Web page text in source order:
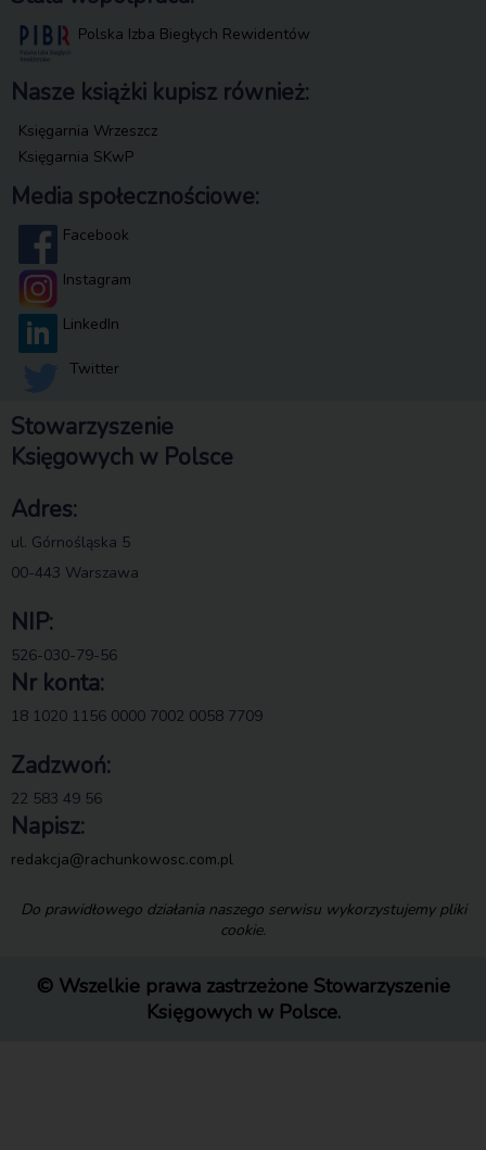
Polska Izba Biegłych Rewidentów
Nasze książki kupisz również:
Księgarnia Wrzeszcz
Księgarnia SKwP
Media społecznościowe:
Facebook
Instagram
LinkedIn
Twitter
Stowarzyszenie
Księgowych w Polsce
Adres:
ul. Górnośląska 5
00-443 Warszawa
NIP:
526-030-79-56
Nr konta:
18 1020 1156 0000 7002 0058 7709
Zadzwoń:
22 583 49 56
Napisz:
redakcja@rachunkowosc.com.pl
Do prawidłowego działania naszego serwisu wykorzystujemy pliki
cookie.
© Wszelkie prawa zastrzeżone Stowarzyszenie
Księgowych w Polsce.